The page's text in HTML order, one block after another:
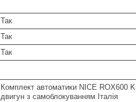
Так
Так
Так
Комплект автоматики NICE ROX600
двигун з самоблокуванням Італія